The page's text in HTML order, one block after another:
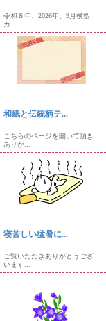
令和８年、2026年、9月横型
カ...
和紙と伝統柄テ...
こちらのページを開いて頂き
ありが...
寝苦しい猛暑に...
ご覧いただきありがとうござ
います...